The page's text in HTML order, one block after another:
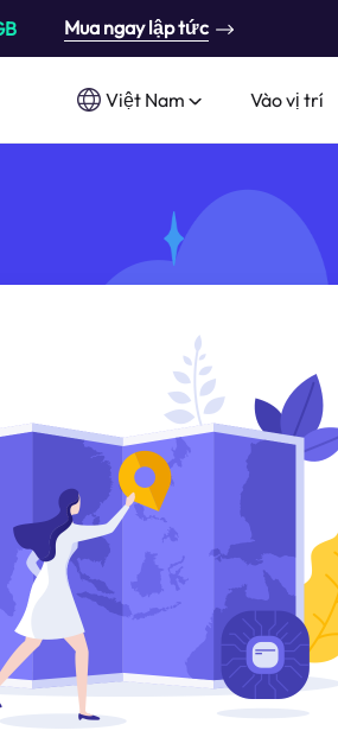
Mua ngay lập tức
Việt Nam Vào vị trí